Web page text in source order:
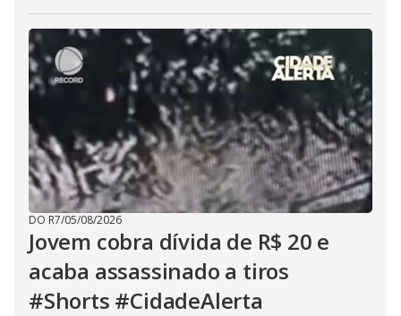
DO R7/05/08/2026
Jovem cobra dívida de R$ 20 e
acaba assassinado a tiros
#Shorts #CidadeAlerta